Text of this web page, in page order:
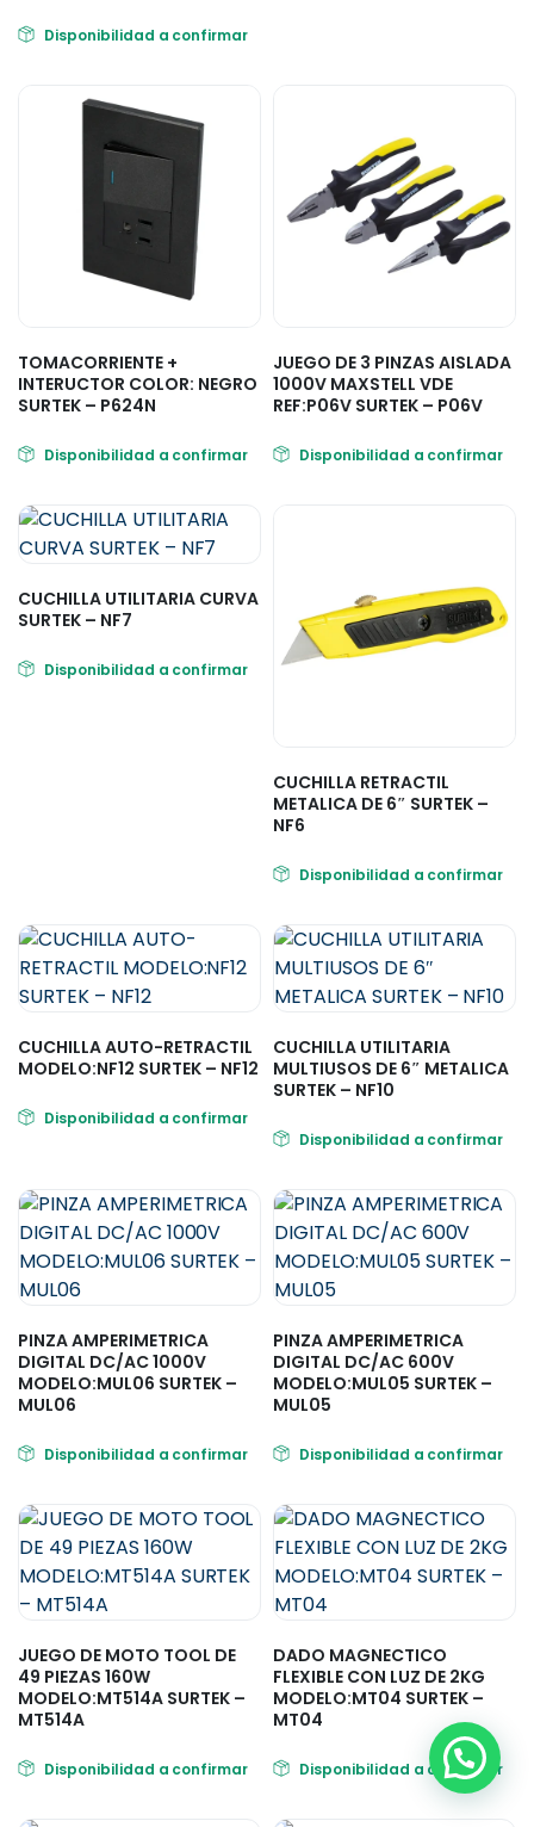
Disponibilidad a confirmar
TOMACORRIENTE +
INTERUCTOR COLOR: NEGRO
SURTEK – P624N
Disponibilidad a confirmar
JUEGO DE 3 PINZAS AISLADA
1000V MAXSTELL VDE
REF:P06V SURTEK – P06V
Disponibilidad a confirmar
CUCHILLA UTILITARIA CURVA
SURTEK – NF7
Disponibilidad a confirmar
CUCHILLA RETRACTIL
METALICA DE 6″ SURTEK –
NF6
Disponibilidad a confirmar
CUCHILLA AUTO-RETRACTIL
MODELO:NF12 SURTEK – NF12
Disponibilidad a confirmar
CUCHILLA UTILITARIA
MULTIUSOS DE 6″ METALICA
SURTEK – NF10
Disponibilidad a confirmar
PINZA AMPERIMETRICA
DIGITAL DC/AC 1000V
MODELO:MUL06 SURTEK –
MUL06
Disponibilidad a confirmar
PINZA AMPERIMETRICA
DIGITAL DC/AC 600V
MODELO:MUL05 SURTEK –
MUL05
Disponibilidad a confirmar
JUEGO DE MOTO TOOL DE
49 PIEZAS 160W
MODELO:MT514A SURTEK –
MT514A
Disponibilidad a confirmar
DADO MAGNECTICO
FLEXIBLE CON LUZ DE 2KG
MODELO:MT04 SURTEK –
MT04
Disponibilidad a confirmar